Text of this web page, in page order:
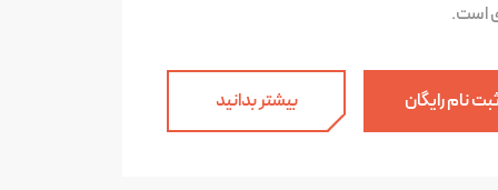
است.
ثبت نام رایگان بیشتر بدانید